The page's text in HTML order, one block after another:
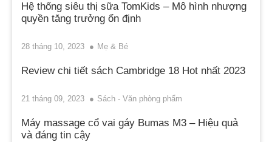
Hệ thống siêu thị sữa TomKids – Mô hình nhượng
quyền tăng trưởng ổn định
28 tháng 10, 2023 Mẹ & Bé
Review chi tiết sách Cambridge 18 Hot nhất 2023
21 tháng 09, 2023 Sách - Văn phòng phẩm
Máy massage cổ vai gáy Bumas M3 – Hiệu quả
và đáng tin cậy